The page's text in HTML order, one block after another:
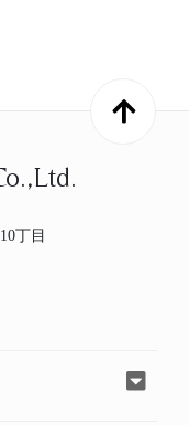
丁目